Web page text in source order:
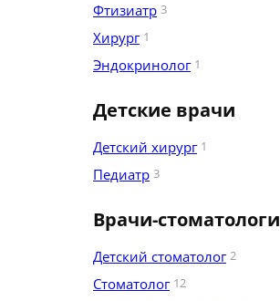
Фтизиатр 3
Хирург 1
Эндокринолог 1
Детские врачи
Детский хирург 1
Педиатр 3
Врачи-стоматологи
Детский стоматолог 2
Стоматолог 12